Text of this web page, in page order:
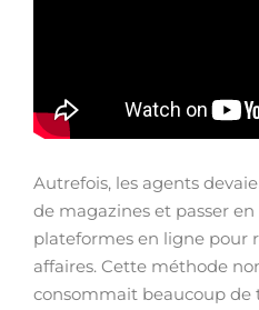
Autrefois, les agents
de magazines et passer
plateformes en ligne pour
affaires. Cette méthode
consommait beaucoup de